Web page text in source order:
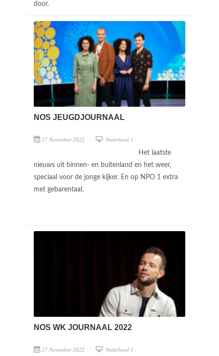
door.
NOS JEUGDJOURNAAL
27 November 2022 Nederland 1
Het laatste
nieuws uit binnen- en buitenland en het weer,
speciaal voor de jonge kijker. En op NPO 1 extra
met gebarentaal.
NOS WK JOURNAAL 2022
27 November 2022 Nederland 1